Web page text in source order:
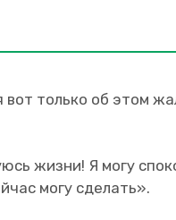
только об этом
жизни! Я могу
могу сделать».